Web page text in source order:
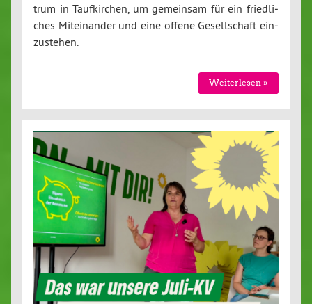
trum in Tauf­kir­chen, um gemeinsam für ein fried­li­
ches Mit­ein­an­der und eine offene Ge­sell­schaft ein­
zu­ste­hen.
Wei­ter­le­sen »